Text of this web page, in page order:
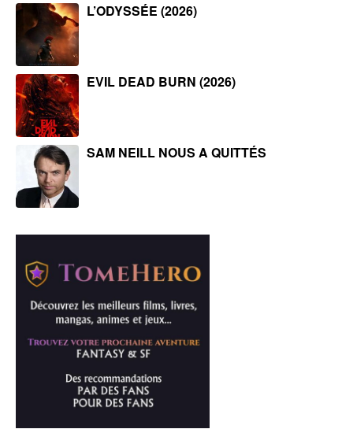
L’ODYSSÉE (2026)
EVIL DEAD BURN (2026)
SAM NEILL NOUS A QUITTÉS